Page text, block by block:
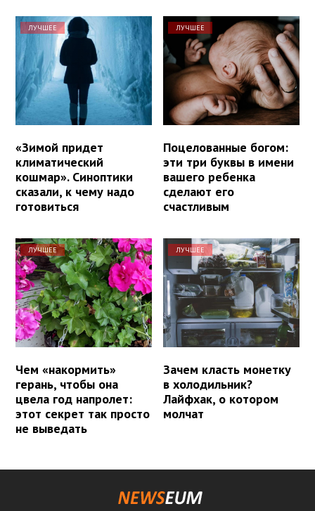
ЛУЧШЕЕ
«Зимой придет
климатический
кошмар». Синоптики
сказали, к чему надо
готовиться
ЛУЧШЕЕ
Поцелованные богом:
эти три буквы в имени
вашего ребенка
сделают его
счастливым
ЛУЧШЕЕ
Чем «накормить»
герань, чтобы она
цвела год напролет:
этот секрет так просто
не выведать
ЛУЧШЕЕ
Зачем класть монетку
в холодильник?
Лайфхак, о котором
молчат